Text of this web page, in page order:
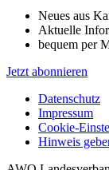
Neues aus
Aktuelle
bequem per
Jetzt abonnieren
Datenschutz
Impressum
Cookie-
Hinweis